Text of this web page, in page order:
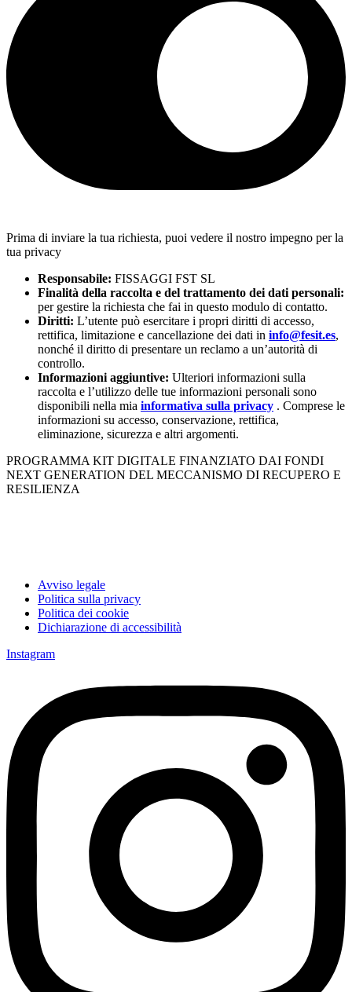
Prima di inviare la tua richiesta, puoi vedere il nostro impegno per la
tua privacy
Responsabile: FISSAGGI FST SL
Finalità della raccolta e del trattamento dei dati personali:
per gestire la richiesta che fai in questo modulo di contatto.
Diritti: L’utente può esercitare i propri diritti di accesso,
rettifica, limitazione e cancellazione dei dati in info@fesit.es,
nonché il diritto di presentare un reclamo a un’autorità di
controllo.
Informazioni aggiuntive: Ulteriori informazioni sulla
raccolta e l’utilizzo delle tue informazioni personali sono
disponibili nella mia informativa sulla privacy . Comprese le
informazioni su accesso, conservazione, rettifica,
eliminazione, sicurezza e altri argomenti.
PROGRAMMA KIT DIGITALE FINANZIATO DAI FONDI
NEXT GENERATION DEL MECCANISMO DI RECUPERO E
RESILIENZA
Avviso legale
Politica sulla privacy
Politica dei cookie
Dichiarazione di accessibilità
Instagram